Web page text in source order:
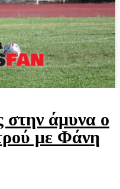
στην άμυνα ο
με Φάνη